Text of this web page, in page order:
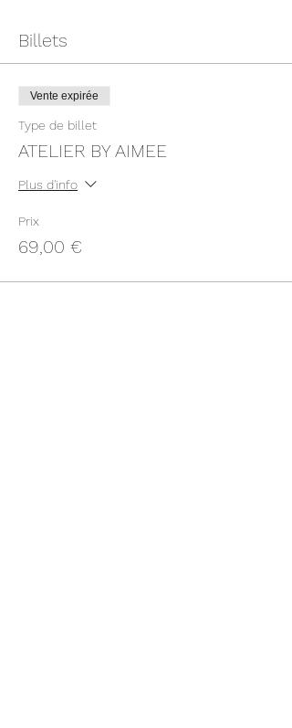
Billets
Vente expirée
Type de billet
ATELIER BY AIMEE
Plus d'info
Prix
69,00 €